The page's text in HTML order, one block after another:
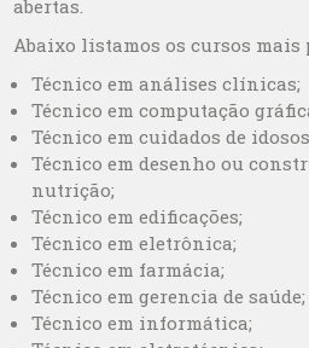
abertas.
Abaixo listamos os cursos mais
Técnico em análises clínicas;
Técnico em computação
Técnico em cuidados de
Técnico em desenho ou
nutrição;
Técnico em edificações;
Técnico em eletrônica;
Técnico em farmácia;
Técnico em gerencia de saúde;
Técnico em informática;